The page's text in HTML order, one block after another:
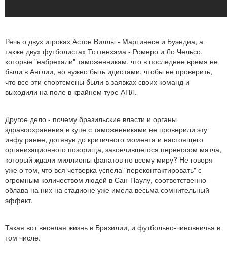
Речь о двух игроках Астон Виллы - Мартинесе и Буэндиа, а
также двух футболистах Тоттенхэма - Ромеро и Ло Чельсо,
которые "набрехали" таможенникам, что в последнее время не
были в Англии, но нужно быть идиотами, чтобы не проверить,
что все эти спортсмены были в заявках своих команд и
выходили на поле в крайнем туре АПЛ.
Другое дело - почему бразильские власти и органы
здравоохранения в купе с таможенниками не проверили эту
инфу ранее, дотянув до критичного момента и настоящего
организационного позорища, закончившегося переносом матча,
который ждали миллионы фанатов по всему миру? Не говоря
уже о том, что вся четверка успела "переконтактировать" с
огромным количеством людей в Сан-Паулу, соответственно -
облава на них на стадионе уже имела весьма сомнительный
эффект.
Такая вот веселая жизнь в Бразилии, и футбольно-чиновничья в
том числе.